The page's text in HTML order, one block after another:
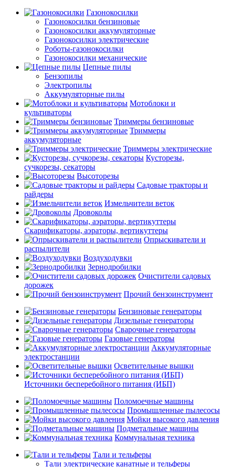
Газонокосилки
Газонокосилки бензиновые
Газонокосилки аккумуляторные
Газонокосилки электрические
Роботы-газонокосилки
Газонокосилки механические
Цепные пилы
Бензопилы
Электропилы
Аккумуляторные пилы
Мотоблоки и
культиваторы
Триммеры бензиновые
Триммеры
аккумуляторные
Триммеры электрические
Кусторезы,
сучкорезы, секаторы
Высоторезы
Садовые тракторы и
райдеры
Измельчители веток
Дровоколы
Скарификаторы, аэраторы, вертикуттеры
Опрыскиватели и
распылители
Воздуходувки
Зернодробилки
Очистители садовых
дорожек
Прочий бензоинструмент
Бензиновые генераторы
Дизельные генераторы
Сварочные генераторы
Газовые генераторы
Аккумуляторные
электростанции
Осветительные вышки
Источники бесперебойного питания (ИБП)
Поломоечные машины
Промышленные пылесосы
Мойки высокого давления
Подметальные машины
Коммунальная техника
Тали и тельферы
Тали электрические канатные и тельферы